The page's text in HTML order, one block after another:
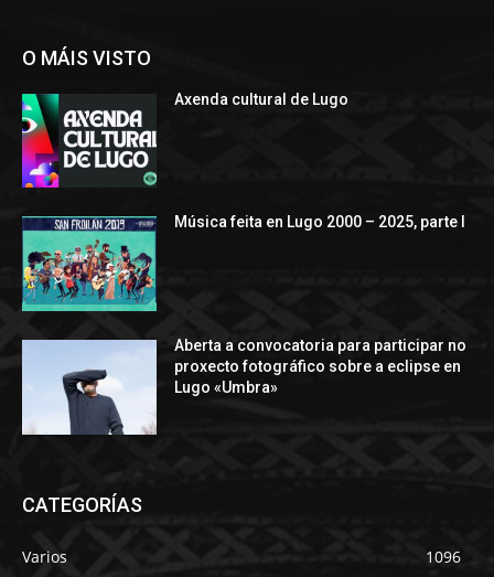
O MÁIS VISTO
Axenda cultural de Lugo
Música feita en Lugo 2000 – 2025, parte I
Aberta a convocatoria para participar no
proxecto fotográfico sobre a eclipse en
Lugo «Umbra»
CATEGORÍAS
Varios
1096